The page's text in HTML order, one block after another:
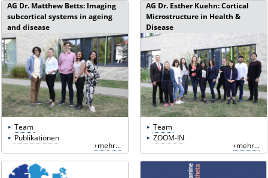
AG Dr. Matthew Betts: Imaging
subcortical systems in ageing
and disease
Team
Publikationen
mehr...
AG Dr. Esther Kuehn: Cortical
Microstructure in Health &
Disease
Team
ZOOM-IN
mehr...